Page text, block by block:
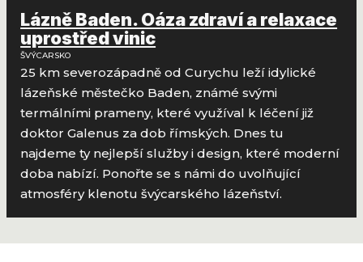
Lázně Baden. Oáza zdraví a relaxace
uprostřed vinic
ŠVÝCARSKO
25 km severozápadně od Curychu leží idylické
lázeňské městečko Baden, známé svými
termálními prameny, které využíval k léčení již
doktor Galenus za dob římských. Dnes tu
najdeme ty nejlepší služby i design, které moderní
doba nabízí. Ponořte se s námi do uvolňující
atmosféry klenotu švýcarského lázeňství.